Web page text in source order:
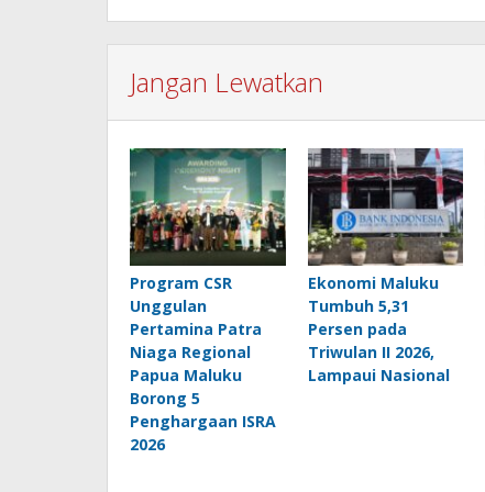
Jangan Lewatkan
Program CSR
Unggulan
Pertamina Patra
Niaga Regional
Papua Maluku
Borong 5
Penghargaan ISRA
2026
Ekonomi Maluku
Tumbuh 5,31
Persen pada
Triwulan II 2026,
Lampaui Nasional